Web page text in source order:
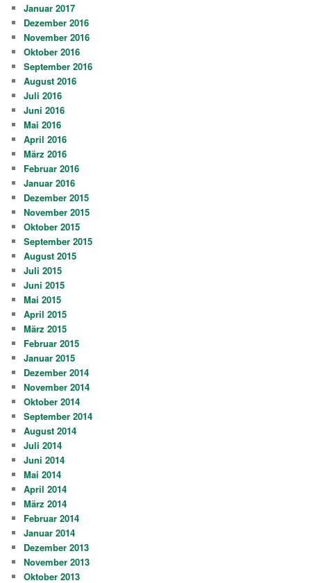
Januar 2017
Dezember 2016
November 2016
Oktober 2016
September 2016
August 2016
Juli 2016
Juni 2016
Mai 2016
April 2016
März 2016
Februar 2016
Januar 2016
Dezember 2015
November 2015
Oktober 2015
September 2015
August 2015
Juli 2015
Juni 2015
Mai 2015
April 2015
März 2015
Februar 2015
Januar 2015
Dezember 2014
November 2014
Oktober 2014
September 2014
August 2014
Juli 2014
Juni 2014
Mai 2014
April 2014
März 2014
Februar 2014
Januar 2014
Dezember 2013
November 2013
Oktober 2013